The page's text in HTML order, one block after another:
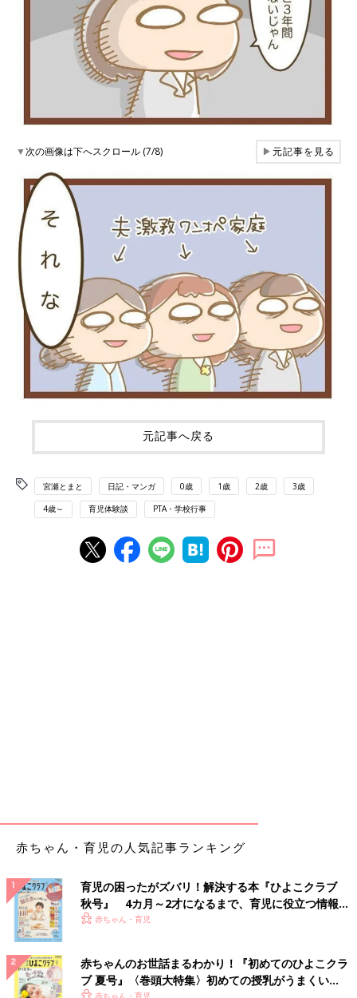
▼次の画像は下へスクロール (7/8) ▶元記事を見る
元記事へ戻る
宮瀬とまと 日記・マンガ 0歳 1歳 2歳 3歳
4歳～ 育児体験談 PTA・学校行事
赤ちゃん・育児の人気記事ランキング
育児の困ったがズバリ！解決する本『ひよこクラブ
秋号』 4カ月～2才になるまで、育児に役立つ情報が
いっぱい！
赤ちゃん・育児
赤ちゃんのお世話まるわかり！『初めてのひよこクラ
ブ 夏号』〈巻頭大特集〉初めての授乳がうまくい
赤ちゃん・育児